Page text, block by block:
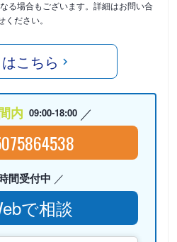
る場合もございます。詳細はお問い合
ください。
こちら
内 09:00-18:00
間受付中
で相談